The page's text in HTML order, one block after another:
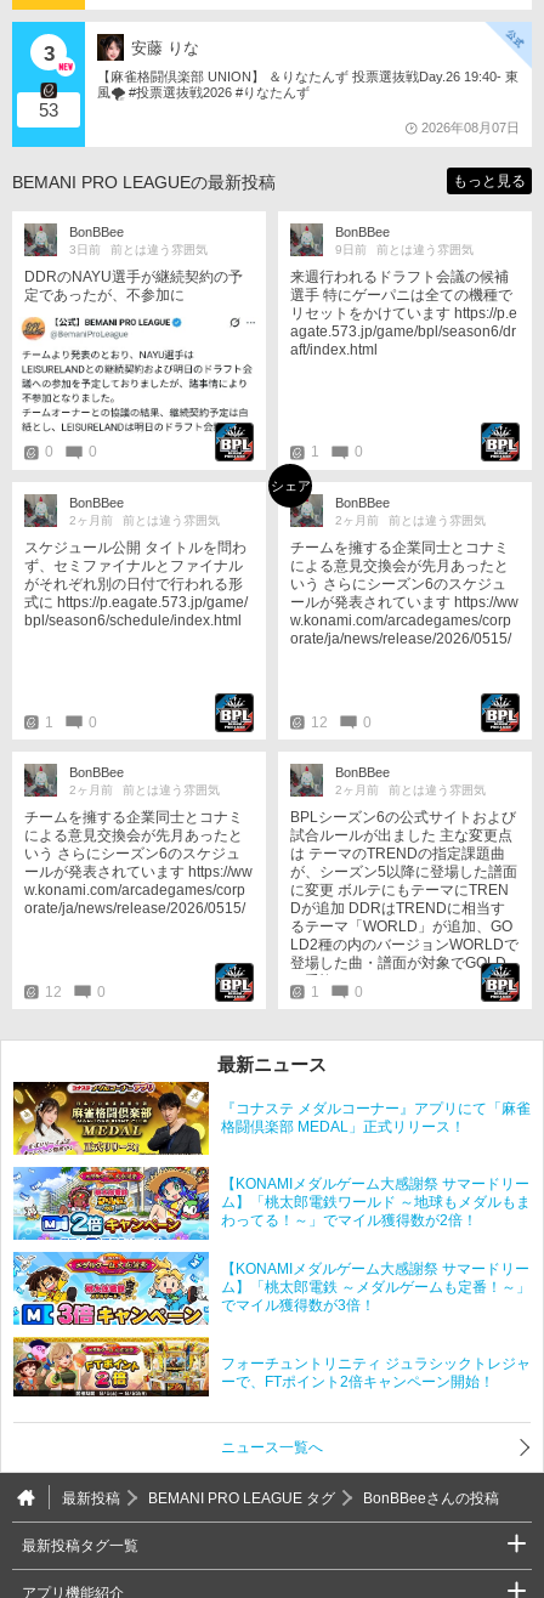
3
53
安藤 りな
【麻雀格闘倶楽部 UNION】 ＆りなたんず 投票選抜戦Day.26 19:40- 東
風🌪️ #投票選抜戦2026 #りなたんず
2026年08月07日
BEMANI PRO LEAGUEの最新投稿 もっと見る
BonBBee
3日前 前とは違う雰囲気
DDRのNAYU選手が継続契約の予
定であったが、不参加に
0 0
BonBBee
9日前 前とは違う雰囲気
来週行われるドラフト会議の候補
選手 特にゲーパニは全ての機種で
リセットをかけています https://p.e
agate.573.jp/game/bpl/season6/dr
aft/index.html
1 0
BonBBee
2ヶ月前 前とは違う雰囲気
スケジュール公開 タイトルを問わ
ず、セミファイナルとファイナル
がそれぞれ別の日付で行われる形
式に https://p.eagate.573.jp/game/
bpl/season6/schedule/index.html
1 0
BonBBee
2ヶ月前 前とは違う雰囲気
シェア
チームを擁する企業同士とコナミ
による意見交換会が先月あったと
いう さらにシーズン6のスケジュ
ールが発表されています https://ww
w.konami.com/arcadegames/corp
orate/ja/news/release/2026/0515/
12 0
BonBBee
2ヶ月前 前とは違う雰囲気
チームを擁する企業同士とコナミ
による意見交換会が先月あったと
いう さらにシーズン6のスケジュ
ールが発表されています https://ww
w.konami.com/arcadegames/corp
orate/ja/news/release/2026/0515/
12 0
BonBBee
2ヶ月前 前とは違う雰囲気
BPLシーズン6の公式サイトおよび
試合ルールが出ました 主な変更点
は テーマのTRENDの指定課題曲
が、シーズン5以降に登場した譜面
に変更 ボルテにもテーマにTREN
Dが追加 DDRはTRENDに相当す
るテーマ「WORLD」が追加、GO
LD2種の内のバージョンWORLDで
登場した曲・譜面が対象でGOLD
と重複 https://p.eagate.573.jp/gam
e/bpl/season6/
1 0
最新ニュース
『コナステ メダルコーナー』アプリにて「麻雀
格闘倶楽部 MEDAL」正式リリース！
【KONAMIメダルゲーム大感謝祭 サマードリー
ム】「桃太郎電鉄ワールド ～地球もメダルもま
わってる！～」でマイル獲得数が2倍！
【KONAMIメダルゲーム大感謝祭 サマードリー
ム】「桃太郎電鉄 ～メダルゲームも定番！～」
でマイル獲得数が3倍！
フォーチュントリニティ ジュラシックトレジャ
ーで、FTポイント2倍キャンペーン開始！
ニュース一覧へ
最新投稿 BEMANI PRO LEAGUE タグ BonBBeeさんの投稿
最新投稿タグ一覧
アプリ機能紹介